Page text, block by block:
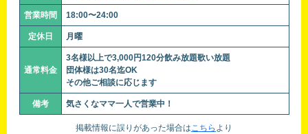
営業時間 18:00〜24:00
定休日 月曜
通常料金
3名様以上で3,000円120分飲み放題歌い放題
団体様は30名迄OK
その他ご相談に応じます
備考 気さくなママ一人で営業中！
掲載情報に誤りがあった場合はこちら より